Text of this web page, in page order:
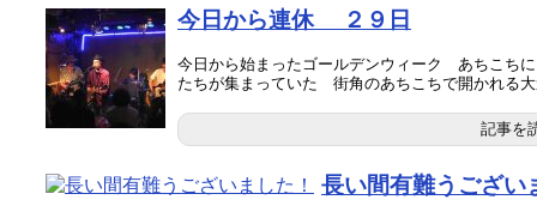
今日から連休 ２９日
今日から始まったゴールデンウィーク あちこち
たちが集まっていた 街角のあちこちで開かれる大
記事を
長い間有難うござい